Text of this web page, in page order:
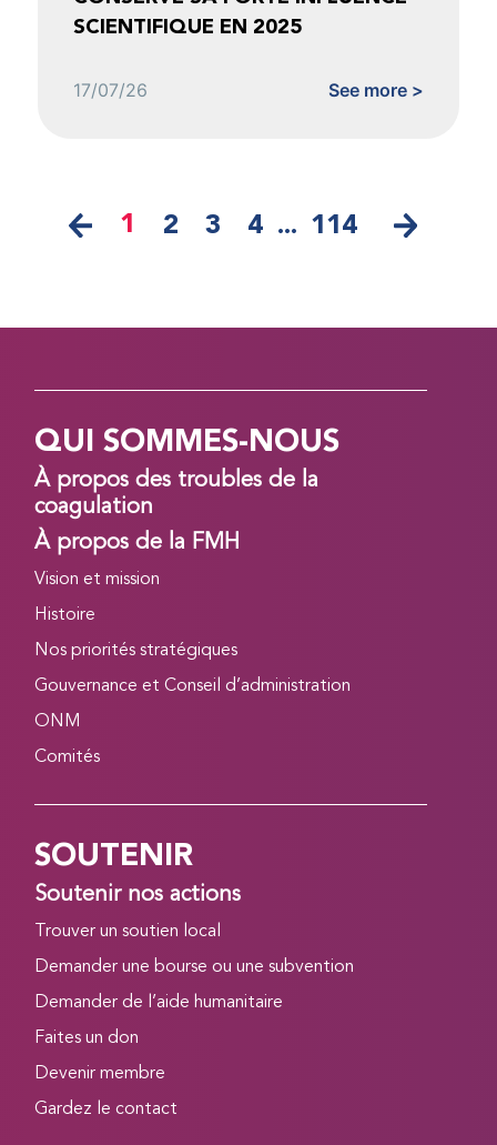
SCIENTIFIQUE EN 2025
17/07/26 See more >
1 2 3 4 ... 114
QUI SOMMES-NOUS
À propos des troubles de la
coagulation
À propos de la FMH
Vision et mission
Histoire
Nos priorités stratégiques
Gouvernance et Conseil d’administration
ONM
Comités
SOUTENIR
Soutenir nos actions
Trouver un soutien local
Demander une bourse ou une subvention
Demander de l’aide humanitaire
Faites un don
Devenir membre
Gardez le contact